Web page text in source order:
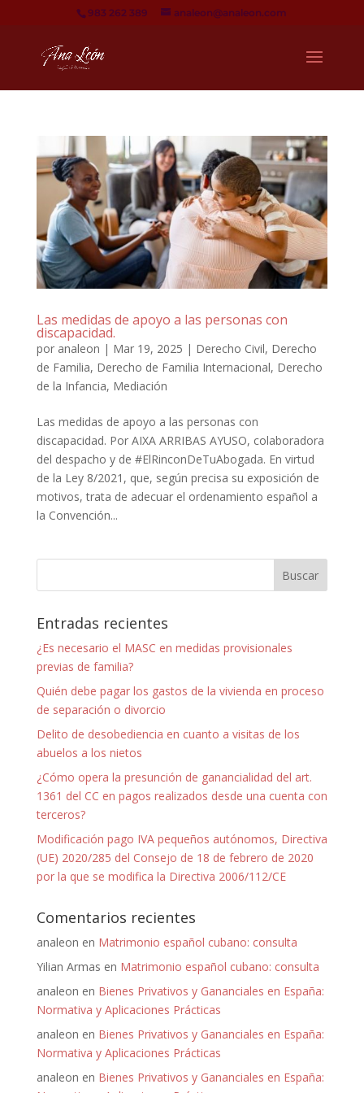
983 262 389 analeon@analeon.com
Las medidas de apoyo a las personas con
discapacidad.
por analeon | Mar 19, 2025 | Derecho Civil, Derecho
de Familia, Derecho de Familia Internacional, Derecho
de la Infancia, Mediación
Las medidas de apoyo a las personas con
discapacidad. Por AIXA ARRIBAS AYUSO, colaboradora
del despacho y de #ElRinconDeTuAbogada. En virtud
de la Ley 8/2021, que, según precisa su exposición de
motivos, trata de adecuar el ordenamiento español a
la Convención...
Entradas recientes
¿Es necesario el MASC en medidas provisionales
previas de familia?
Quién debe pagar los gastos de la vivienda en proceso
de separación o divorcio
Delito de desobediencia en cuanto a visitas de los
abuelos a los nietos
¿Cómo opera la presunción de ganancialidad del art.
1361 del CC en pagos realizados desde una cuenta con
terceros?
Modificación pago IVA pequeños autónomos, Directiva
(UE) 2020/285 del Consejo de 18 de febrero de 2020
por la que se modifica la Directiva 2006/112/CE
Comentarios recientes
analeon en Matrimonio español cubano: consulta
Yilian Armas en Matrimonio español cubano: consulta
analeon en Bienes Privativos y Gananciales en España:
Normativa y Aplicaciones Prácticas
analeon en Bienes Privativos y Gananciales en España:
Normativa y Aplicaciones Prácticas
analeon en Bienes Privativos y Gananciales en España: